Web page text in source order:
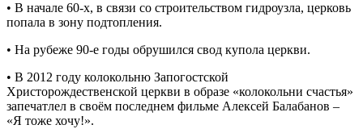
• В начале 60-х, в связи со строительством гидроузла, церковь
попала в зону подтопления.
• На рубеже 90-е годы обрушился свод купола церкви.
• В 2012 году колокольню Запогостской
Христорождественской церкви в образе «колокольни счастья»
запечатлел в своём последнем фильме Алексей Балабанов –
«Я тоже хочу!».